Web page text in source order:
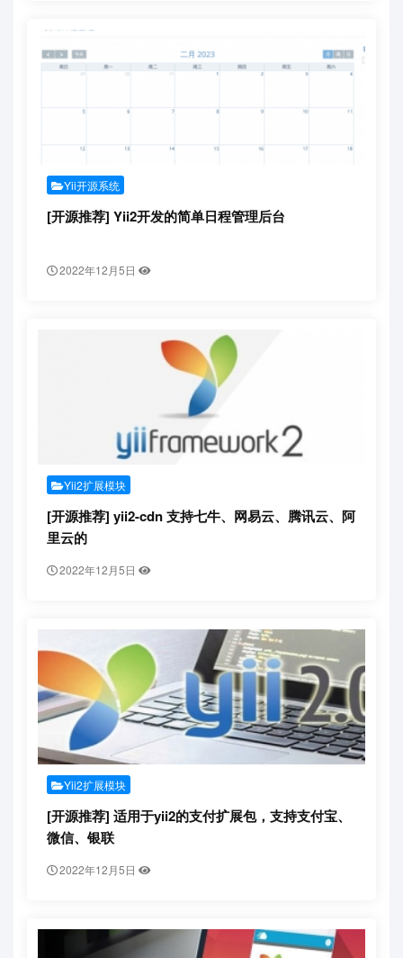
Yii开源系统
[开源推荐] Yii2开发的简单日程管理后台
2022年12月5日
Yii2扩展模块
[开源推荐] yii2-cdn 支持七牛、网易云、腾讯云、阿
里云的
2022年12月5日
Yii2扩展模块
[开源推荐] 适用于yii2的支付扩展包，支持支付宝、
微信、银联
2022年12月5日